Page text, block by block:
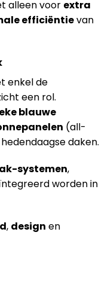
alleen voor extra
efficiëntievan
enkel de
een rol.
blauwe
(all-
daken.
systemen,
worden in
, design en